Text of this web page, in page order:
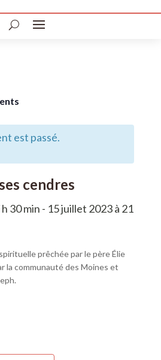
est passé.
cendres
30 min - 15 juillet 2023 à 21
prêchée par le père Élie
la communauté des Moines et